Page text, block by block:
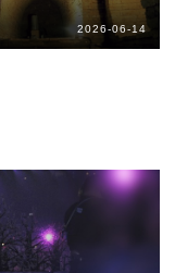
2026-06-14